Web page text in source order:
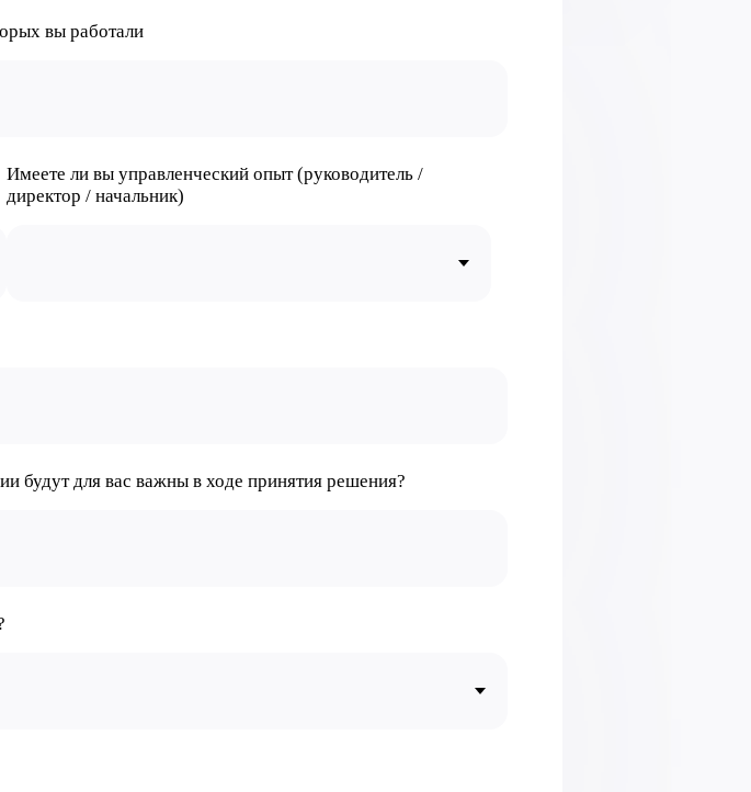
вы работали
Имеете ли вы управленческий опыт (руководитель /
директор / начальник)
будут для вас важны в ходе принятия решения?